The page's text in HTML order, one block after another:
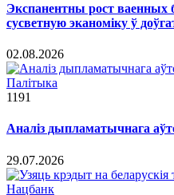
Экспанентны рост ваенных
сусветную эканоміку ў
02.08.2026
Палітыка
1191
Аналіз дыпламатычнага
29.07.2026